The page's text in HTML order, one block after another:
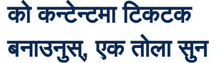
को कन्टेन्टमा टिकटक
बनाउनुस्, एक तोला सुन